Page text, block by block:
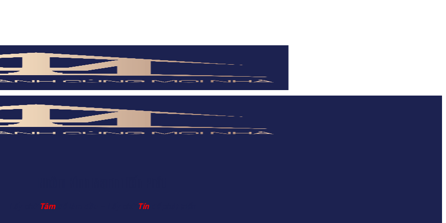
Tâmđể làm đầu – Lấy chữ Tínđể phát triển